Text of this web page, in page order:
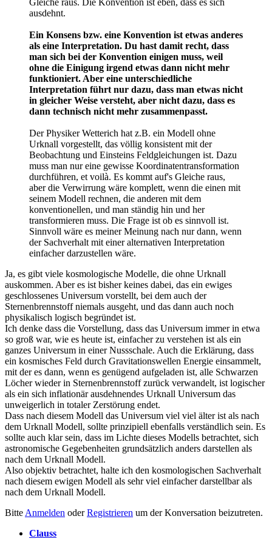
ausdehnt.
Ein Konsens bzw. eine Konvention ist etwas anderes
als eine Interpretation. Du hast damit recht, dass
man sich bei der Konvention einigen muss, weil
ohne die Einigung irgend etwas dann nicht mehr
funktioniert. Aber eine unterschiedliche
Interpretation führt nur dazu, dass man etwas nicht
in gleicher Weise versteht, aber nicht dazu, dass es
dann technisch nicht mehr zusammenpasst.
Der Physiker Wetterich hat z.B. ein Modell ohne
Urknall vorgestellt, das völlig konsistent mit der
Beobachtung und Einsteins Feldgleichungen ist. Dazu
muss man nur eine gewisse Koordinatentransformation
durchführen, et voilà. Es kommt auf's Gleiche raus,
aber die Verwirrung wäre komplett, wenn die einen mit
seinem Modell rechnen, die anderen mit dem
konventionellen, und man ständig hin und her
transformieren muss. Die Frage ist ob es sinnvoll ist.
Sinnvoll wäre es meiner Meinung nach nur dann, wenn
der Sachverhalt mit einer alternativen Interpretation
einfacher darzustellen wäre.
Ja, es gibt viele kosmologische Modelle, die ohne Urknall
auskommen. Aber es ist bisher keines dabei, das ein ewiges
geschlossenes Universum vorstellt, bei dem auch der
Sternenbrennstoff niemals ausgeht, und das dann auch noch
physikalisch logisch begründet ist.
Ich denke dass die Vorstellung, dass das Universum immer in etwa
so groß war, wie es heute ist, einfacher zu verstehen ist als ein
ganzes Universum in einer Nussschale. Auch die Erklärung, dass
ein kosmisches Feld durch Gravitationswellen Energie einsammelt,
mit der es dann, wenn es genügend aufgeladen ist, alle Schwarzen
Löcher wieder in Sternenbrennstoff zurück verwandelt, ist logischer
als ein sich inflationär ausdehnendes Urknall Universum das
unweigerlich in totaler Zerstörung endet.
Dass nach diesem Modell das Universum viel viel älter ist als nach
dem Urknall Modell, sollte prinzipiell ebenfalls verständlich sein. Es
sollte auch klar sein, dass im Lichte dieses Modells betrachtet, sich
astronomische Gegebenheiten grundsätzlich anders darstellen als
nach dem Urknall Modell.
Also objektiv betrachtet, halte ich den kosmologischen Sachverhalt
nach diesem ewigen Modell als sehr viel einfacher darstellbar als
nach dem Urknall Modell.
Bitte Anmelden oderRegistrieren um der Konversation beizutreten.
Clauss